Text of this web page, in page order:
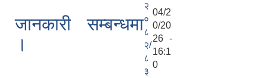
जानकारी सम्बन्धमा
।
२
०
८
२/
८
३
04/2
0/20
26 -
16:1
0